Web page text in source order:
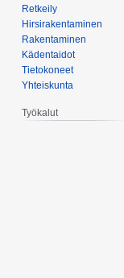
Retkeily
Hirsirakentaminen
Rakentaminen
Kädentaidot
Tietokoneet
Yhteiskunta
Työkalut